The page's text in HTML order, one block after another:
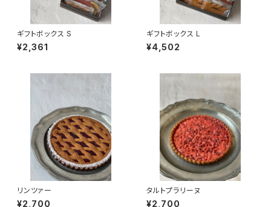
ギフトボックス S
¥2,361
ギフトボックス L
¥4,502
リンツァー
¥2,700
タルトプラリーヌ
¥2,700